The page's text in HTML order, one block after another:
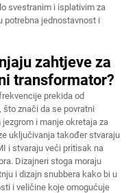
svestranim i isplativim za
potrebna jednostavnost i
zahtjeve za
transformator?
prekida od
što znači da se povratni
i manje okretaja za
uključivanja također stvaraju
i stvaraju veći pritisak na
Dizajneri stoga moraju
i dizajn snubbera kako bi u
i veličine koje omogućuje